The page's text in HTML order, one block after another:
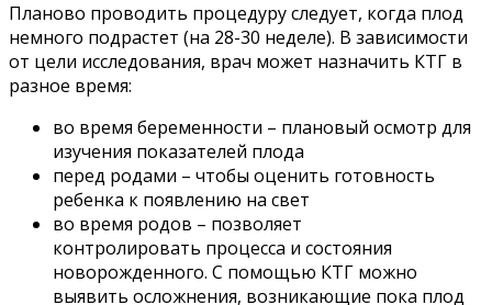
Планово проводить процедуру следует, когда плод
немного подрастет (на 28-30 неделе). В зависимости
от цели исследования, врач может назначить КТГ в
разное время:
во время беременности – плановый осмотр для
изучения показателей плода
перед родами – чтобы оценить готовность
ребенка к появлению на свет
во время родов – позволяет
контролировать процесса и состояния
новорожденного. С помощью КТГ можно
выявить осложнения, возникающие пока плод